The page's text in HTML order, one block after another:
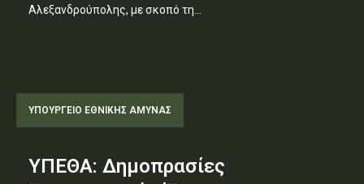
Αλεξανδρούπολης, με σκοπό τη...
ΥΠΟΥΡΓΕΊΟ ΕΘΝΙΚΉΣ ΆΜΥΝΑΣ
ΥΠΕΘΑ: Δημοπρασίες